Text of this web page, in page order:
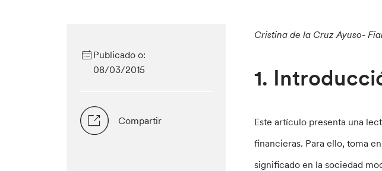
Publicado o:
08/03/2015
Compartir
Cristina de la Cruz Ayuso-
1.
Este artículo presenta una
financieras. Para ello, toma
significado en la sociedad